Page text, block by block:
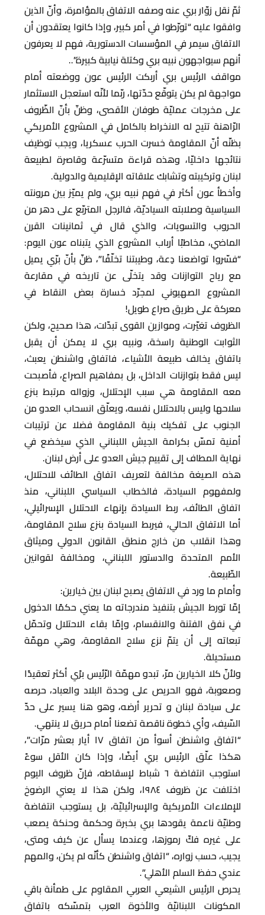
ثمّ نقل زوّار بري عنه وصفه الاتفاق بالمؤامرة، وأنّ الذين
وافقوا عليه “تورّطوا في أمر كبير، وإذا كانوا يعتقدون أن
الاتفاق سيمر في المؤسسات الدستورية، فهم لا يعرفون
أنهم سيواجهون نبيه بري وكتلة نيابية كبيرة”..
مواقف الرئيس بري أربكت الرئيس عون ووضعته أمام
مواجهة لم يكن يتوقّع حدّتها، ربّما لأنّه استعجل الاستثمار
على مخرجات عمليّة طوفان الأقصى، وظنّ بأنّ الظّروف
الرّاهنة تتيح له الانخراط بالكامل في المشروع الأمريكي
بظنّه أنّ المقاومة خسرت الحرب عسكريا، ويجب توظيف
نتائجها داخليّا، وهذه قراءة متسرّعة وقاصرة لطبيعة
لبنان وتركيبته وتشابك علاقاته الإقليمية والدولية.
وأخطأ عون أكثر في فهم نبيه بري، ولم يميّز بين مرونته
السياسية وصلابته السياديّة، فالرجل المتربّع على دهر من
الحروب والتسويات، والذي قال في ثمانينات القرن
الماضي، مخاطبًا أرباب المشروع الذي يتبناه عون اليوم:
“فسّروا تواضعنا دِعة، وطيبتنا تخلّفًا”، ظنّ بأنّ برّي يميل
مع رياح التوازنات وقد يتخلّى عن تاريخه في مقارعة
المشروع الصهيوني لمجرّد خسارة بعض النقاط في
معركة على طريق صراع طويل!
الظروف تغيّرت، وموازين القوى تبدّلت، هذا صحيح، ولكن
الثوابت الوطنية راسخة، ونبيه بري لا يمكن أن يقبل
باتفاق يخالف طبيعة الأشياء، فاتفاق واشنطن يعبث،
ليس فقط بتوازنات الداخل، بل بمفاهيم الصراع، فأصبحت
معه المقاومة هي سبب الإحتلال، وزواله مرتبط بنزع
سلاحها وليس بالاحتلال نفسه، ويعلّق انسحاب العدو من
الجنوب على تفكيك بنية المقاومة فضلا عن ترتيبات
أمنية تمسّ بكرامة الجيش اللبناني الذي سيخضع في
نهاية المطاف إلى تقييم جيش العدو على أرض لبنان.
هذه الصيغة مخالفة لتعريف اتفاق الطائف للاحتلال،
ولمفهوم السيادة، فالخطاب السياسي اللبناني، منذ
اتفاق الطائف، ربط السيادة بإنهاء الاحتلال الإسرائيلي،
أما الاتفاق الحالي، فيربط السيادة بنزع سلاح المقاومة،
وهذا انقلاب من خارج منطق القانون الدولي وميثاق
الأمم المتحدة والدستور اللبناني، ومخالفة لقوانين
الطّبيعة.
وأمام ما ورد في الاتفاق يصبح لبنان بين خيارين:
إمّا تورط الجيش بتنفيذ مندرجاته ما يعني حكمًا الدخول
في نفق الفتنة والانقسام، وإمّا بقاء الاحتلال وتحمّل
تبعاته إلى أن يتمّ نزع سلاح المقاومة، وهي مهمّة
مستحيلة.
ولأنّ كلا الخيارين مرّ، تبدو مهمّة الرّئيس برًي أكثر تعقيدًا
وصعوبة، فهو الحريص على وحدة البلاد والعباد، حرصه
على سيادة لبنان و تحرير أرضه، وهو هنا يسير على حدّ
السّيف، وأي خطوة ناقصة تضعنا أمام حريق لا ينتهي.
“اتفاق واشنطن أسوأ من اتفاق ١٧ أيار بعشر مرّات”،
هكذا علّق الرئيس بري أيضًا، وإذا كان الأقل سوءً
استوجب انتفاضة ٦ شباط لإسقاطه، فإنّ ظروف اليوم
اختلفت عن ظروف ١٩٨٤، ولكن هذا لا يعني الرضوخ
للإملاءات الأمريكية والإسرائيليّة، بل يستوجب انتفاضة
وطنيّة ناعمة يقودها بري بخبرة وحكمة وحنكة يصعب
على غيره فكّ رموزها، وعندما يسأل عن كيف ومتى،
يجيب، حسب زواره، “اتفاق واشنطن كأنّه لم يكن، والمهم
عندي حفظ السلم الأهلي”.
يحرص الرئيس الشيعي العربي المقاوم على طمأنة باقي
المكونات اللبنانيّة والأخوة العرب بتمسّكه باتفاق